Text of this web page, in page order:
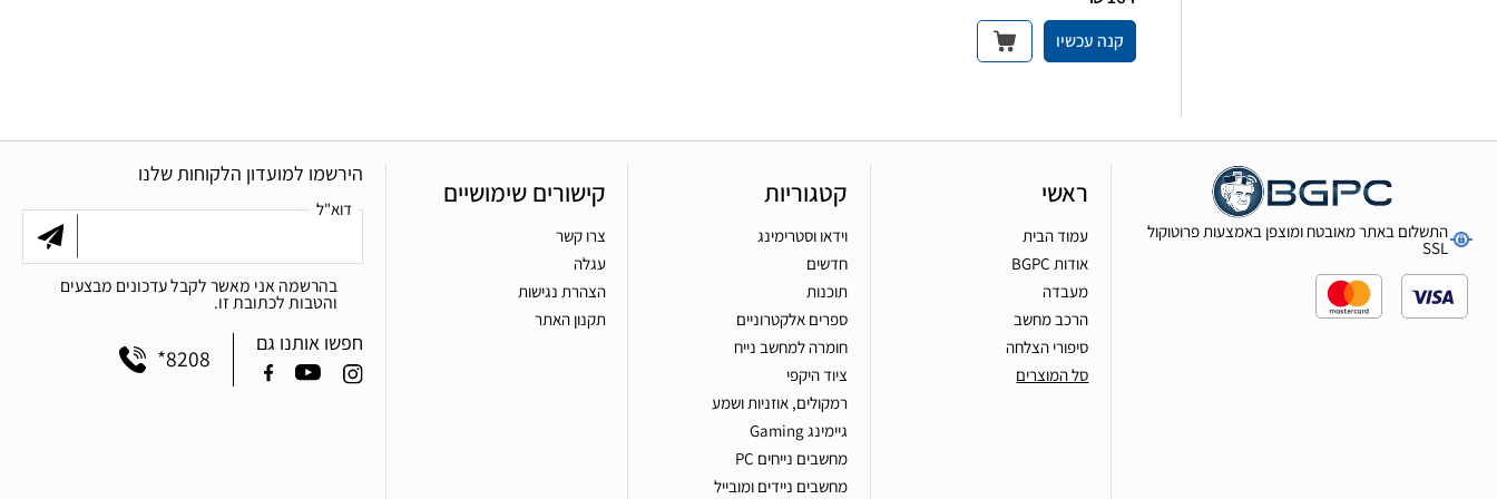
קנה עכשיו
התשלום באתר מאובטח ומוצפן באמצעות פרוטוקול
SSL
ראשי
עמוד הבית
אודות BGPC
מעבדה
הרכב מחשב
סיפורי הצלחה
סל המוצרים
קטגוריות
וידאו וסטרימינג
חדשים
תוכנות
ספרים אלקטרוניים
חומרה למחשב נייח
ציוד היקפי
רמקולים, אוזניות ושמע
גיימינג Gaming
מחשבים נייחים PC
מחשבים ניידים ומובייל
קישורים שימושיים
צרו קשר
עגלה
הצהרת נגישות
תקנון האתר
הירשמו למועדון הלקוחות שלנו
דוא"ל
בהרשמה אני מאשר לקבל עדכונים מבצעים
והטבות לכתובת זו.
חפשו אותנו גם
*8208